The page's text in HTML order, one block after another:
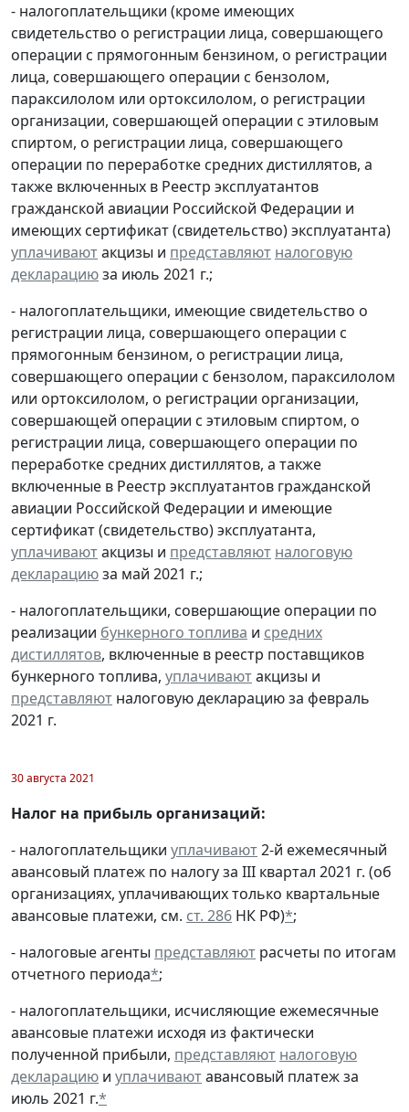
- налогоплательщики (кроме имеющих
свидетельство о регистрации лица, совершающего
операции с прямогонным бензином, о регистрации
лица, совершающего операции с бензолом,
параксилолом или ортоксилолом, о регистрации
организации, совершающей операции с этиловым
спиртом, о регистрации лица, совершающего
операции по переработке средних дистиллятов, а
также включенных в Реестр эксплуатантов
гражданской авиации Российской Федерации и
имеющих сертификат (свидетельство) эксплуатанта)
уплачиваютакцизы и представляют налоговую
декларациюза июль 2021 г.;
- налогоплательщики, имеющие свидетельство о
регистрации лица, совершающего операции с
прямогонным бензином, о регистрации лица,
совершающего операции с бензолом, параксилолом
или ортоксилолом, о регистрации организации,
совершающей операции с этиловым спиртом, о
регистрации лица, совершающего операции по
переработке средних дистиллятов, а также
включенные в Реестр эксплуатантов гражданской
авиации Российской Федерации и имеющие
сертификат (свидетельство) эксплуатанта,
уплачиваютакцизы и представляют налоговую
декларациюза май 2021 г.;
- налогоплательщики, совершающие операции по
реализации бункерного топлива и средних
дистиллятов, включенные в реестр поставщиков
бункерного топлива, уплачиваютакцизы и
представляют налоговую декларацию за февраль
2021 г.
30 августа 2021
Налог на прибыль организаций:
- налогоплательщики уплачивают2-й ежемесячный
авансовый платеж по налогу за III квартал 2021 г. (об
организациях, уплачивающих только квартальные
авансовые платежи, см. ст. 286 НК РФ)*;
- налоговые агенты представляют расчеты по итогам
отчетного периода*;
- налогоплательщики, исчисляющие ежемесячные
авансовые платежи исходя из фактически
полученной прибыли, представляют налоговую
декларацию и уплачиваютавансовый платеж за
июль 2021 г.*